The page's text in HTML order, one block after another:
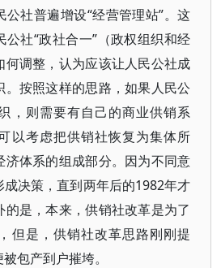
社普遍增设“经营管理站”。这
公社“政社合一”（政权组织和经
何调整，认为应该让人民公社成
。按照这样的思路，如果人民公
，则需要有自己的商业供销系
以考虑把供销社恢复为集体所
济体系的组成部分。因为不同意
成决策，直到两年后的1982年才
是，本来，供销社改革是为了
但是，供销社改革思路刚刚提
包产到户摧垮。